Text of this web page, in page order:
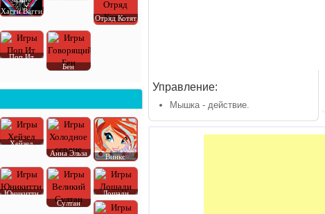
Управление:
Мышка - действие.
Хагги Вагги
Отряд Котят
Поп Ит
Бен
Хейзел
Анна Эльза
Винкс
Юникитти
Султан
Лошади